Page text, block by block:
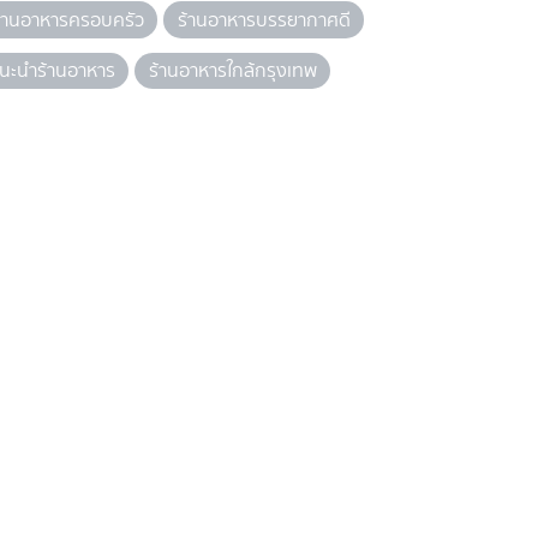
นอาหารครอบครัว
ร้านอาหารบรรยากาศดี
ะนำร้านอาหาร
ร้านอาหารใกล้กรุงเทพ